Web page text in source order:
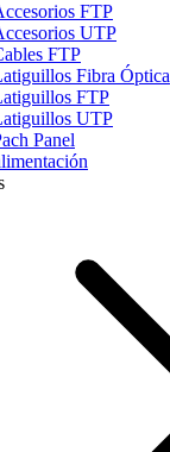
FTP
UTP
FTP
Fibra Óptica
FTP
UTP
Panel